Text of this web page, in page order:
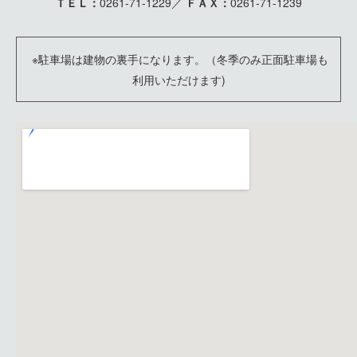
※駐車場は建物の裏手になります。（冬季のみ正面駐車場も
利用いただけます)